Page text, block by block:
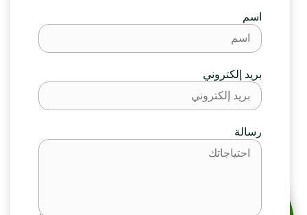
اسم
بريد إلكتروني
رسالة